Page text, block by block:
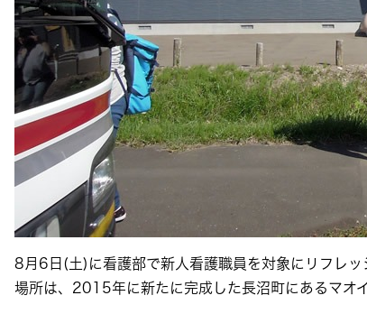
8月6日(土)に看護部で新人看護職員を対象にリフレッ
場所は、2015年に新たに完成した長沼町にあるマオイ